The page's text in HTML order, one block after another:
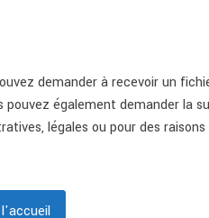
demander à recevoir un
également demander la
légales ou pour des